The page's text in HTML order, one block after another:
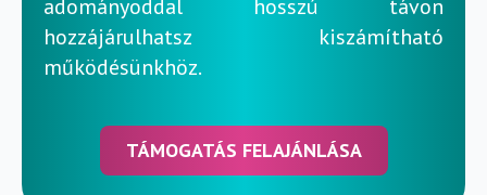
adományoddal hosszú távon
hozzájárulhatsz kiszámítható
működésünkhöz.
TÁMOGATÁS FELAJÁNLÁSA